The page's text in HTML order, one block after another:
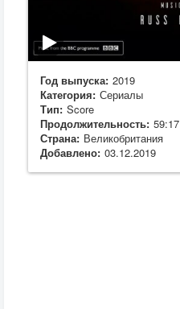
Год выпуска: 2019
Категория: Сериалы
Тип: Score
Продолжительность: 59:17
Страна: Великобритания
Добавлено: 03.12.2019